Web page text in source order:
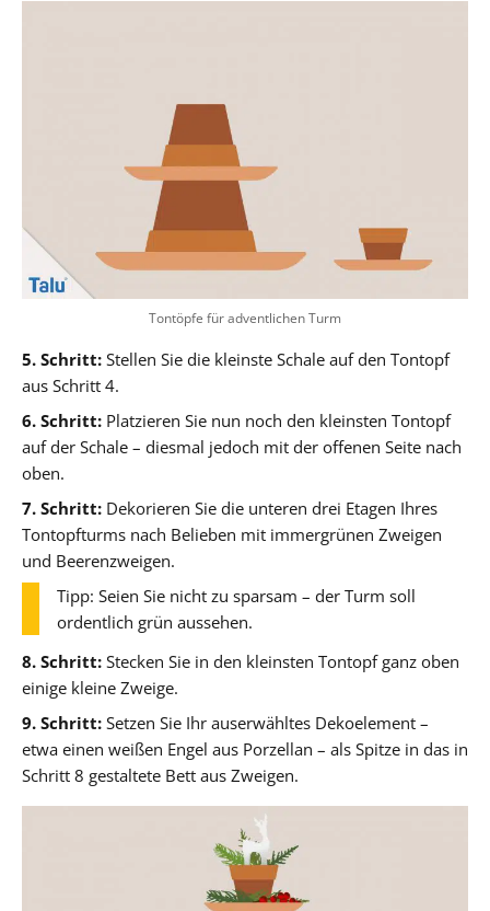
Tontöpfe für adventlichen Turm
5. Schritt: Stellen Sie die kleinste Schale auf den Tontopf
aus Schritt 4.
6. Schritt: Platzieren Sie nun noch den kleinsten Tontopf
auf der Schale – diesmal jedoch mit der offenen Seite nach
oben.
7. Schritt: Dekorieren Sie die unteren drei Etagen Ihres
Tontopfturms nach Belieben mit immergrünen Zweigen
und Beerenzweigen.
Tipp: Seien Sie nicht zu sparsam – der Turm soll
ordentlich grün aussehen.
8. Schritt: Stecken Sie in den kleinsten Tontopf ganz oben
einige kleine Zweige.
9. Schritt: Setzen Sie Ihr auserwähltes Dekoelement –
etwa einen weißen Engel aus Porzellan – als Spitze in das in
Schritt 8 gestaltete Bett aus Zweigen.